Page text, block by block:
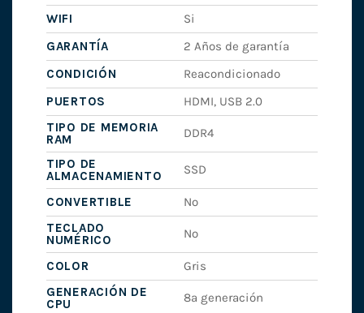
WIFI
Si
GARANTÍA
2 Años de garantía
CONDICIÓN
Reacondicionado
PUERTOS
HDMI, USB 2.0
TIPO DE MEMORIA
RAM
DDR4
TIPO DE
ALMACENAMIENTO
SSD
CONVERTIBLE
No
TECLADO
NUMÉRICO
No
COLOR
Gris
GENERACIÓN DE
CPU
8ª generación